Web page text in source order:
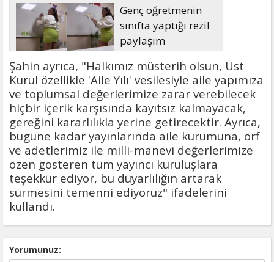
Genç öğretmenin
sınıfta yaptığı rezil
paylaşım
Şahin ayrıca, "Halkımız müsterih olsun, Üst
Kurul özellikle 'Aile Yılı' vesilesiyle aile yapımıza
ve toplumsal değerlerimize zarar verebilecek
hiçbir içerik karşısında kayıtsız kalmayacak,
gereğini kararlılıkla yerine getirecektir. Ayrıca,
bugüne kadar yayınlarında aile kurumuna, örf
ve adetlerimiz ile milli-manevi değerlerimize
özen gösteren tüm yayıncı kuruluşlara
teşekkür ediyor, bu duyarlılığın artarak
sürmesini temenni ediyoruz" ifadelerini
kullandı.
Yorumunuz: